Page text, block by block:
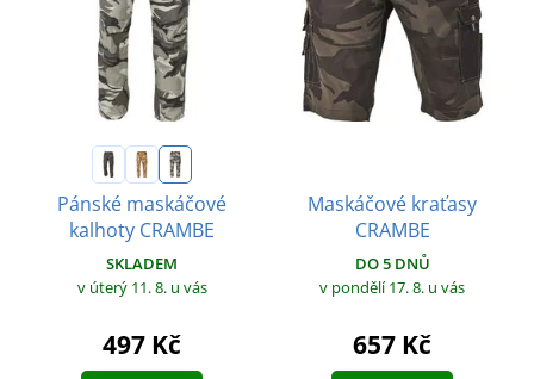
Pánské maskáčové
kalhoty CRAMBE
SKLADEM
v úterý 11. 8. u vás
497 Kč
Maskáčové kraťasy
CRAMBE
DO 5 DNŮ
v pondělí 17. 8. u vás
657 Kč